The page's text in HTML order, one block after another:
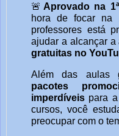
🚨 Aprovado na
hora de focar na
professores está
ajudar a alcançar a
gratuitas no
Além das aulas
pacotes
imperdíveis para
cursos, você
preocupar com o